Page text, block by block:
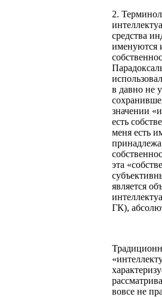
2.
средства
именуются
в давно не
значении
есть
меня есть
эта
является
ГК),
вовсе не